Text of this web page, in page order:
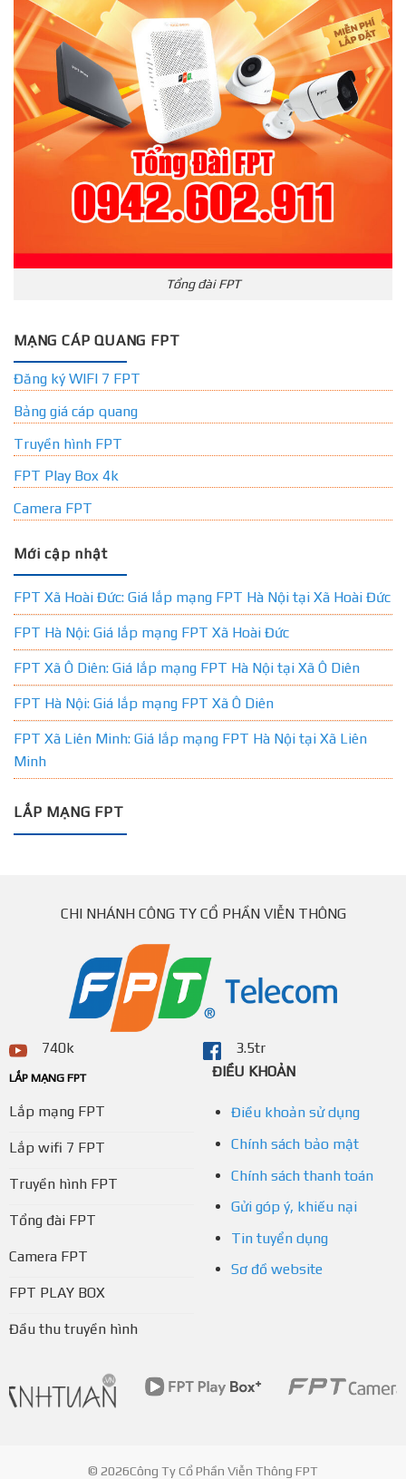
Tổng đài FPT
MẠNG CÁP QUANG FPT
Đăng ký WIFI 7 FPT
Bảng giá cáp quang
Truyền hình FPT
FPT Play Box 4k
Camera FPT
Mới cập nhật
FPT Xã Hoài Đức: Giá lắp mạng FPT Hà Nội tại Xã Hoài Đức
FPT Hà Nội: Giá lắp mạng FPT Xã Hoài Đức
FPT Xã Ô Diên: Giá lắp mạng FPT Hà Nội tại Xã Ô Diên
FPT Hà Nội: Giá lắp mạng FPT Xã Ô Diên
FPT Xã Liên Minh: Giá lắp mạng FPT Hà Nội tại Xã Liên
Minh
LẮP MẠNG FPT
CHI NHÁNH CÔNG TY CỔ PHẦN VIỄN THÔNG
740k 3.5tr
LẮP MẠNG FPT
Lắp mạng FPT
Lắp wifi 7 FPT
Truyền hình FPT
Tổng đài FPT
Camera FPT
FPT PLAY BOX
Đầu thu truyền hình
ĐIỀU KHOẢN
Điều khoản sử dụng
Chính sách bảo mật
Chính sách thanh toán
Gửi góp ý, khiếu nại
Tin tuyển dụng
Sơ đồ website
© 2026Công Ty Cổ Phần Viễn Thông FPT